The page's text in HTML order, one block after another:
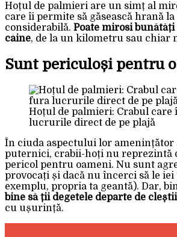
Hoțul de palmieri are un simț al
care îi permite să găsească hrană
considerabilă. Poate mirosi bunătăți
câine, de la un kilometru sau chiar
Sunt periculoși pentru
Hoțul de palmieri: Crabul care
lucrurile direct de pe plajă
În ciuda aspectului lor amenințător
puternici, crabii-hoți nu reprezintă
pericol pentru oameni. Nu sunt
provocați și dacă nu încerci să le iei
exemplu, propria ta geantă). Dar,
bine să ții degetele departe de
cu ușurință.